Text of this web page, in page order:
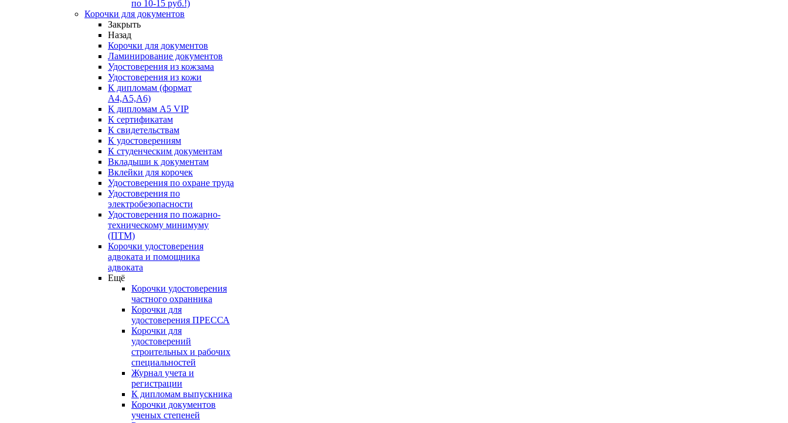
по 10-15 руб.!)
Корочки для документов
Закрыть
Назад
Корочки для документов
Ламинирование документов
Удостоверения из кожзама
Удостоверения из кожи
К дипломам (формат
А4,А5,А6)
К дипломам А5 VIP
К сертификатам
К свидетельствам
К удостоверениям
К студенческим документам
Вкладыши к документам
Вклейки для корочек
Удостоверения по охране труда
Удостоверения по
электробезопасности
Удостоверения по пожарно-
техническому минимуму
(ПТМ)
Корочки удостоверения
адвоката и помощника
адвоката
Ещё
Корочки удостоверения
частного охранника
Корочки для
удостоверения ПРЕССА
Корочки для
удостоверений
строительных и рабочих
специальностей
Журнал учета и
регистрации
К дипломам выпускника
Корочки документов
ученых степеней